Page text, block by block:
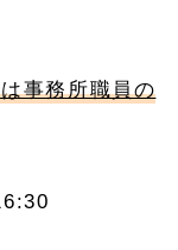
事務所職員の